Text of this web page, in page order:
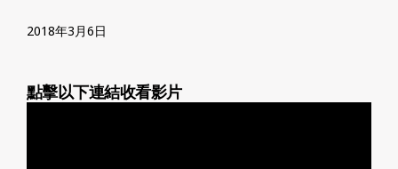
2018年3月6日
點擊以下連結收看影片